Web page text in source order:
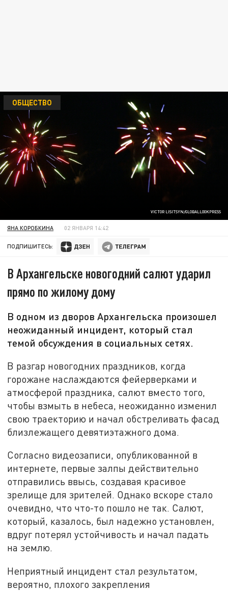
VICTOR LISITSYN/GLOBALLOOKPRESS
ОБЩЕСТВО
ЯНА КОРОБКИНА 02 ЯНВАРЯ 14:42
ПОДПИШИТЕСЬ:
В Архангельске новогодний салют ударил
прямо по жилому дому
В одном из дворов Архангельска произошел
неожиданный инцидент, который стал
темой обсуждения в социальных сетях.
В разгар новогодних праздников, когда
горожане наслаждаются фейерверками и
атмосферой праздника, салют вместо того,
чтобы взмыть в небеса, неожиданно изменил
свою траекторию и начал обстреливать фасад
близлежащего девятиэтажного дома.
Согласно видеозаписи, опубликованной в
интернете, первые залпы действительно
отправились ввысь, создавая красивое
зрелище для зрителей. Однако вскоре стало
очевидно, что что-то пошло не так. Салют,
который, казалось, был надежно установлен,
вдруг потерял устойчивость и начал падать
на землю.
Неприятный инцидент стал результатом,
вероятно, плохого закрепления